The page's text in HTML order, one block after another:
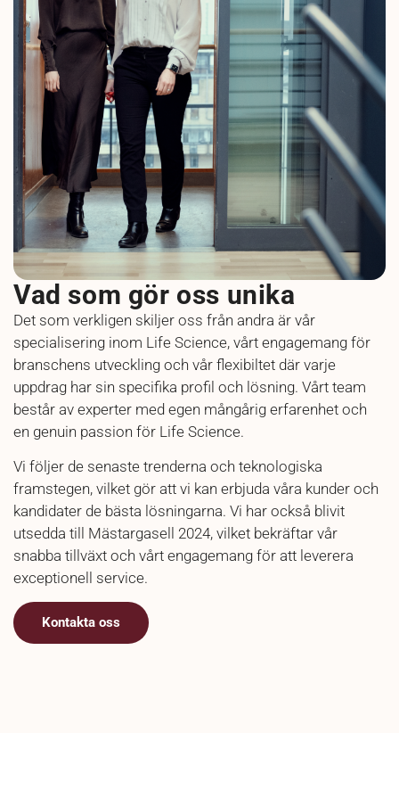
Vad som gör oss unika
Det som verkligen skiljer oss från andra är vår
specialisering inom Life Science, vårt engagemang för
branschens utveckling och vår flexibiltet där varje
uppdrag har sin specifika profil och lösning. Vårt team
består av experter med egen mångårig erfarenhet och
en genuin passion för Life Science.
Vi följer de senaste trenderna och teknologiska
framstegen, vilket gör att vi kan erbjuda våra kunder och
kandidater de bästa lösningarna. Vi har också blivit
utsedda till Mästargasell 2024, vilket bekräftar vår
snabba tillväxt och vårt engagemang för att leverera
exceptionell service.
Kontakta oss